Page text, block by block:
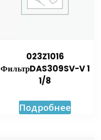
023Z1016
ФильтрDAS309SV-V 1
1/8
Подробнее